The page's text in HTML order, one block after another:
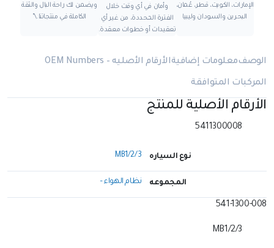
الإمارات، الكويت، قطر، عُمان،
البحرين والسودان وليبيا
وأمان في أي وقت خلال
الفترة المحددة، من غير أي
تعقيدات أو خطوات معقدة.
ويضمن لك راحة البال والثقة
الكاملة في منتجاتنا.\"
الوصفمعلومات إضافيةالأرقام الأصليه – OEM Numbers
المركبات المتوافقة
الأرقام الأصلية للمنتج
5411300008
نوع السياره MB1/2/3
المجموعه نظام الهواء –
541-1300-008
MB1/2/3